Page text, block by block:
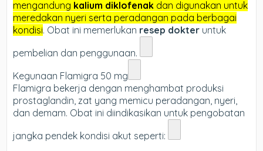
mengandung kalium diklofenak dan digunakan untuk
meredakan nyeri serta peradangan pada berbagai
kondisi. Obat ini memerlukan resep dokter untuk
pembelian dan penggunaan.
Kegunaan Flamigra 50 mg
Flamigra bekerja dengan menghambat produksi
prostaglandin, zat yang memicu peradangan, nyeri,
dan demam. Obat ini diindikasikan untuk pengobatan
jangka pendek kondisi akut seperti: